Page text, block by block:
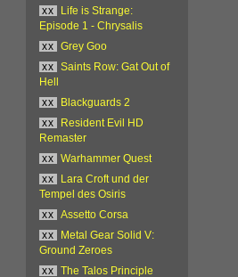
xx
Life is Strange:
Episode 1 - Chrysalis
xx
Grey Goo
xx
Saints Row: Gat Out of
Hell
xx
Blackguards 2
xx
Resident Evil HD
Remaster
xx
Warhammer Quest
xx
Lara Croft und der
Tempel des Osiris
xx
Assetto Corsa
xx
Metal Gear Solid V:
Ground Zeroes
xx
The Talos Principle